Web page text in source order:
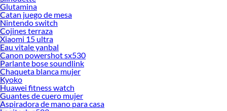
Glutamina
Catan juego de mesa
Nintendo switch
Cojines terraza
Xiaomi 15 ultra
Eau vitale yanbal
Canon powershot sx530
Parlante bose soundlink
Chaqueta blanca mujer
Kyoko
Huawei fitness watch
Guantes de cuero mujer
Aspiradora de mano para casa